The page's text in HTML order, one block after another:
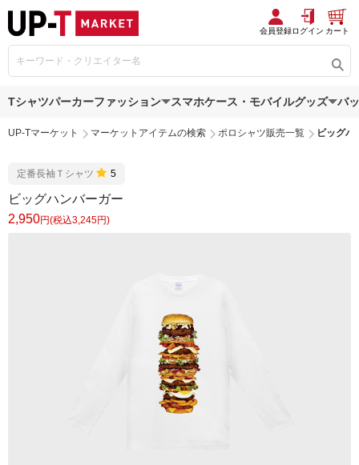
会員登録ログイン カート
Tシャツパーカーファッション スマホケース・モバイルグッズ バ
UP-Tマーケット マーケットアイテムの検索 ポロシャツ販売一覧 ビッグハ
定番長袖Ｔシャツ 5
ビッグハンバーガー
2,950円(税込3,245円)